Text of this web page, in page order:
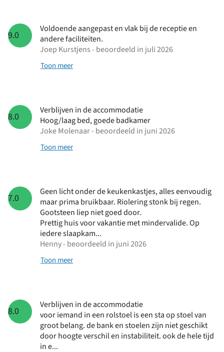
9.0
Voldoende aangepast en vlak bij de receptie en
andere faciliteiten.
Joep Kurstjens - beoordeeld in juli 2026
Toon meer
8.0
Verblijven in de accommodatie
Hoog/laag bed, goede badkamer
Joke Molenaar - beoordeeld in juni 2026
Toon meer
7.0
Geen licht onder de keukenkastjes, alles eenvoudig
maar prima bruikbaar. Riolering stonk bij regen.
Gootsteen liep niet goed door.
Prettig huis voor vakantie met mindervalide. Op
iedere slaapkam...
Henny - beoordeeld in juni 2026
Toon meer
8.0
Verblijven in de accommodatie
voor iemand in een rolstoel is een sta op stoel van
groot belang. de bank en stoelen zijn niet geschikt
door hoogte verschil en instabiliteit. ook de hele tijd
in e...